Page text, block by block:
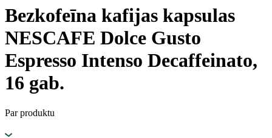
Bezkofeīna kafijas kapsulas
NESCAFE Dolce Gusto
Espresso Intenso Decaffeinato,
16 gab.
Par produktu